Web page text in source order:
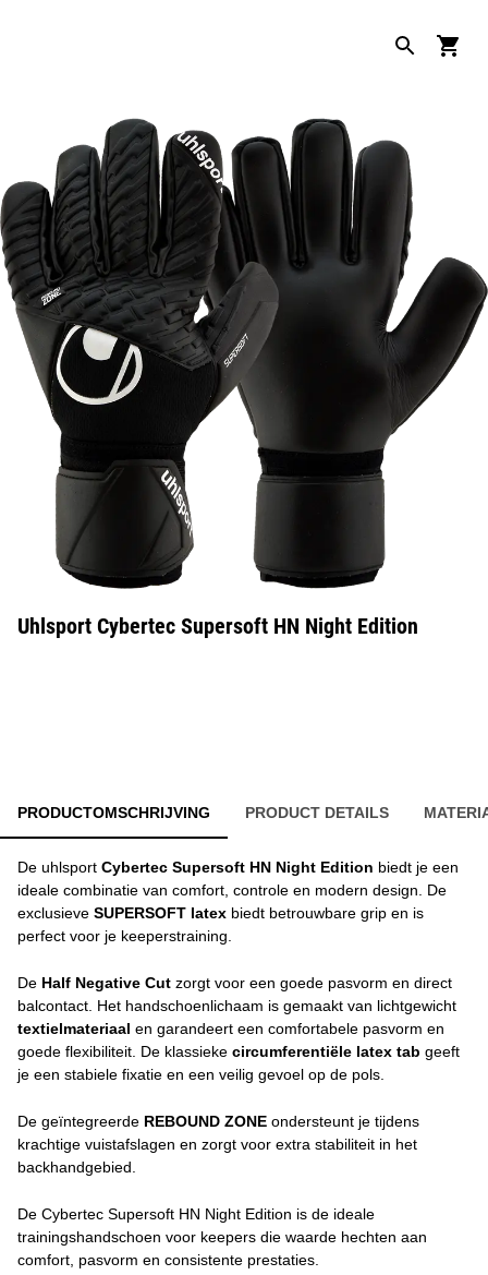
Uhlsport Cybertec Supersoft HN Night Edition
PRODUCTOMSCHRIJVING PRODUCT DETAILS
De uhlsport Cybertec Supersoft HN Night Edition biedt je een
ideale combinatie van comfort, controle en modern design. De
exclusieve SUPERSOFT latex biedt betrouwbare grip en is
perfect voor je keeperstraining.
De Half Negative Cut zorgt voor een goede pasvorm en direct
balcontact. Het handschoenlichaam is gemaakt van lichtgewicht
textielmateriaal en garandeert een comfortabele pasvorm en
goede flexibiliteit. De klassieke circumferentiële latex tab geeft
je een stabiele fixatie en een veilig gevoel op de pols.
De geïntegreerde REBOUND ZONE ondersteunt je tijdens
krachtige vuistafslagen en zorgt voor extra stabiliteit in het
backhandgebied.
De Cybertec Supersoft HN Night Edition is de ideale
trainingshandschoen voor keepers die waarde hechten aan
comfort, pasvorm en consistente prestaties.